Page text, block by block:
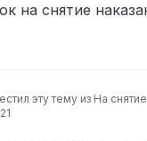
на снятие
эту тему из На